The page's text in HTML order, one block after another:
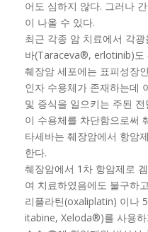
어도 심하지 않다. 그러나
이 나올 수 있다.
최근 각종 암 치료에서 각
바(Taraceva®, erlotinib)도
췌장암 세포에는 표피성장
인자 수용체가 존재하는데
및 증식을 일으키는 주된
이 수용체를 차단함으로써
타세바는 췌장암에서 항암
한다.
췌장암에서 1차 항암제로
여 치료하였음에도 불구하
리플라틴(oxaliplatin) 이나
itabine, Xeloda®)를 사용하